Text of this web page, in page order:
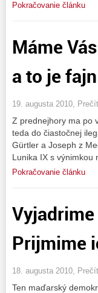
Pokračovanie článku
Máme
a to je fajn
19. augusta 2010,
Z prednejhory ma po
teda do čiastočnej
Gürtler a Joseph z
Lunika IX s
Pokračovanie článku
Prijmime
18. augusta 2010,
Ten maďarský